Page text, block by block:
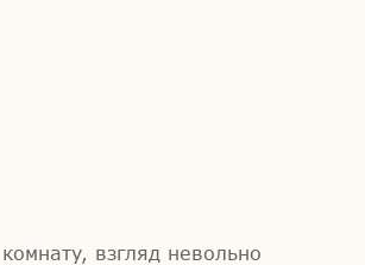
взгляд невольно